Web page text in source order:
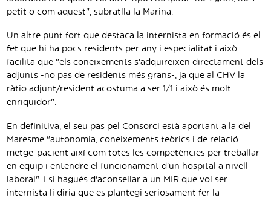
petit o com aquest", subratlla la Marina.
Un altre punt fort que destaca la internista en formació és el
fet que hi ha pocs residents per any i especialitat i això
facilita que "els coneixements s'adquireixen directament dels
adjunts -no pas de residents més grans-, ja que al CHV la
ràtio adjunt/resident acostuma a ser 1/1 i això és molt
enriquidor".
En definitiva, el seu pas pel Consorci està aportant a la del
Maresme "autonomia, coneixements teòrics i de relació
metge-pacient així com totes les competències per treballar
en equip i entendre el funcionament d'un hospital a nivell
laboral". I si hagués d'aconsellar a un MIR que vol ser
internista li diria que es plantegi seriosament fer la